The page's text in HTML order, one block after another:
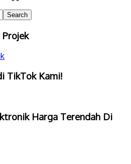
TikTok Kami!
Harga Terendah Di